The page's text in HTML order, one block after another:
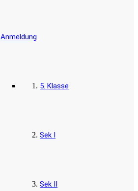
Anmeldung
5. Klasse
Sek I
Sek II